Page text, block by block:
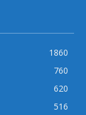
1860
760
620
516